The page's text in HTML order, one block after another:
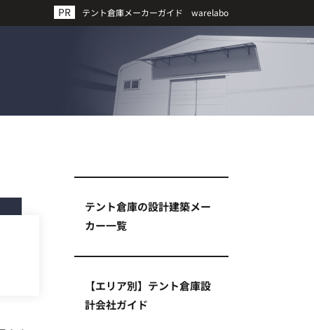
テント倉庫メーカーガイド warelabo
テント倉庫の設計建築メー
カー一覧
【エリア別】テント倉庫設
計会社ガイド